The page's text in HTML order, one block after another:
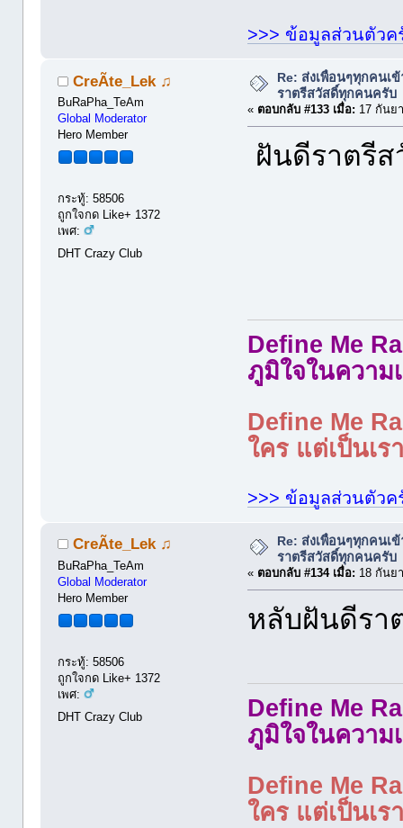
>>> ข้อมูลส่วนตัวค
CreÃte_Lek ♫
BuRaPha_TeAm
Global Moderator
Hero Member
กระทู้: 58506
ถูกใจกด Like+ 1372
เพศ:
DHT Crazy Club
Re: ส่งเพื่อนๆทุกคนเ
ราตรีสวัสดิ์ทุกคนครับ
« ตอบกลับ #133 เมื่อ: 17 กันย
ฝันดีราตรี
Define Me
ภูมิใจในความ
Define Me
ใคร แต่เป็นเ
>>> ข้อมูลส่วนตัวค
CreÃte_Lek ♫
BuRaPha_TeAm
Global Moderator
Hero Member
กระทู้: 58506
ถูกใจกด Like+ 1372
เพศ:
DHT Crazy Club
Re: ส่งเพื่อนๆทุกคนเ
ราตรีสวัสดิ์ทุกคนครับ
« ตอบกลับ #134 เมื่อ: 18 กันย
หลับฝันดีรา
Define Me
ภูมิใจในความ
Define Me
ใคร แต่เป็นเ